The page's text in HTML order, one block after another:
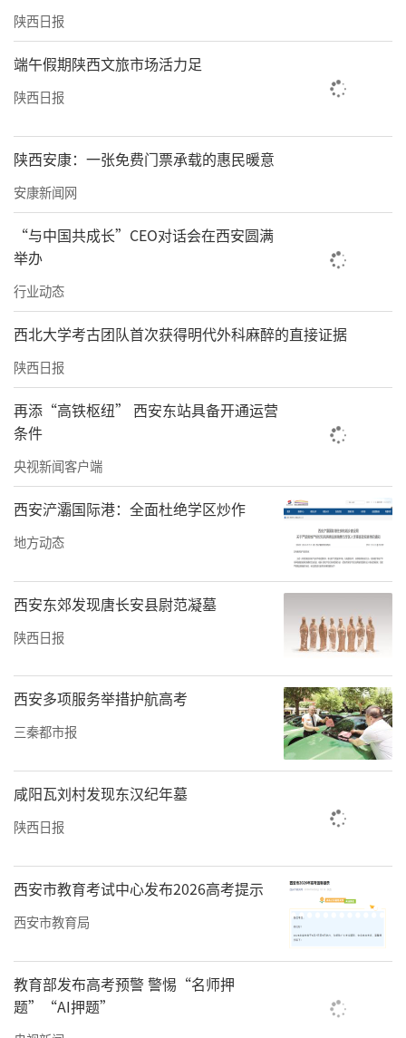
国家体育总局排球运动管理中心沙排部主任向
前先生介绍参赛队伍情况及赛程安排，截至8月
26日上午10时，2024国际排联沙滩排球U19世
伍，450多名运动员、教练员来商参赛。其中男
子参赛队伍共56支，女子参赛队伍共60支，将
进行184场比赛(主场地62场、副场地122场)。8
月27日，资格赛正式开赛，28日至30日分别在
四个比赛场地进行正赛，31日在主场地进行四
分之一决赛和半决赛，9月1日在主场地进行铜
牌赛和决赛。
会上，商洛市体育局从组织保障、场地设施、
后勤服务、安全保障、赛事物料、赛事氛围六
个方面介绍了赛事总体筹备情况；商州区就场
地建设、城市环境提升情况进行了介绍。
陕西日报、陕西广播电视台、华商报、商洛日
报、商洛广播电视台、商洛新闻网、商州融媒
等20余家省市县媒体参加了发布会。
来源：商洛新闻
责任编辑：白睿祺 国光
陕西日报
端午假期陕西文旅市场活力足
陕西日报
陕西安康：一张免费门票承载的惠民暖意
安康新闻网
“与中国共成长”CEO对话会在西安圆满
举办
行业动态
西北大学考古团队首次获得明代外科麻醉的直接证据
陕西日报
再添“高铁枢纽” 西安东站具备开通运营
条件
央视新闻客户端
西安浐灞国际港：全面杜绝学区炒作
地方动态
西安东郊发现唐长安县尉范凝墓
陕西日报
西安多项服务举措护航高考
三秦都市报
咸阳瓦刘村发现东汉纪年墓
陕西日报
西安市教育考试中心发布2026高考提示
西安市教育局
教育部发布高考预警 警惕“名师押
题”“AI押题”